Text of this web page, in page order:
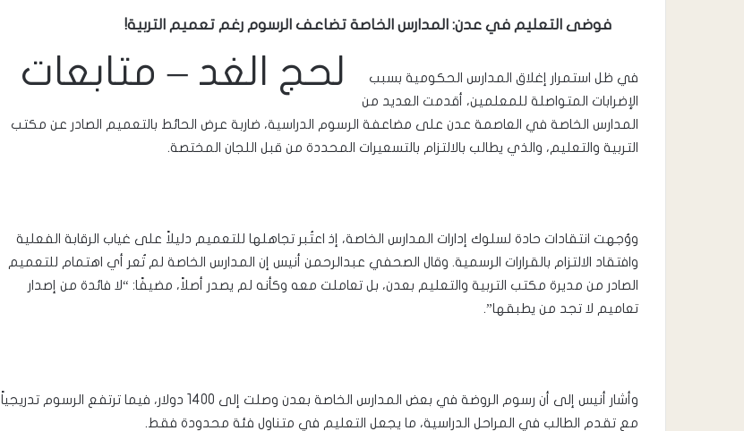
فوضى التعليم في عدن: المدارس الخاصة تضاعف الرسوم رغم تعميم التربية!
لحج الغد – متابعات
في ظل استمرار إغلاق المدارس الحكومية بسبب
الإضرابات المتواصلة للمعلمين، أقدمت العديد من
المدارس الخاصة في العاصمة عدن على مضاعفة الرسوم الدراسية، ضاربة عرض الحائط بالتعميم الصادر عن مكتب
التربية والتعليم، والذي يطالب بالالتزام بالتسعيرات المحددة من قبل اللجان المختصة.
ووُجهت انتقادات حادة لسلوك إدارات المدارس الخاصة، إذ اعتُبر تجاهلها للتعميم دليلاً على غياب الرقابة الفعلية
وافتقاد الالتزام بالقرارات الرسمية. وقال الصحفي عبدالرحمن أنيس إن المدارس الخاصة لم تُعر أي اهتمام للتعميم
الصادر من مديرة مكتب التربية والتعليم بعدن، بل تعاملت معه وكأنه لم يصدر أصلاً، مضيفًا: “لا فائدة من إصدار
تعاميم لا تجد من يطبقها”.
وأشار أنيس إلى أن رسوم الروضة في بعض المدارس الخاصة بعدن وصلت إلى 1400 دولار، فيما ترتفع الرسوم تدريجياً
مع تقدم الطالب في المراحل الدراسية، ما يجعل التعليم في متناول فئة محدودة فقط.